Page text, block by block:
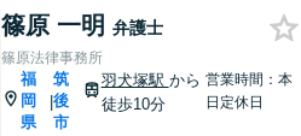
篠原 一明 弁護士
篠原法律事務所
福
岡
県
|
筑
後
市
羽犬塚駅 から
徒歩10分
営業時間：本
日定休日